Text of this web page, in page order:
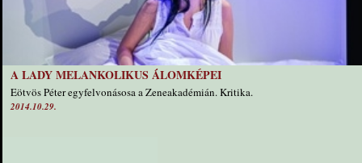
A LADY MELANKOLIKUS ÁLOMKÉPEI
Eötvös Péter egyfelvonásosa a Zeneakadémián. Kritika.
2014.10.29.